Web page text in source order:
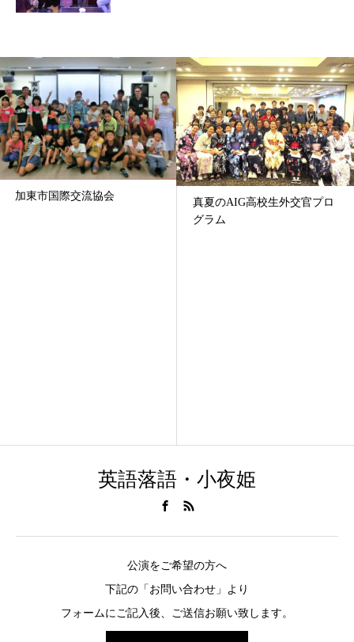
加東市国際交流協会
真夏のAIG高校生外交官プロ
グラム
英語落語・小夜姫
公演をご希望の方へ
下記の「お問い合わせ」より
フォームにご記入後、ご送信お願い致します。